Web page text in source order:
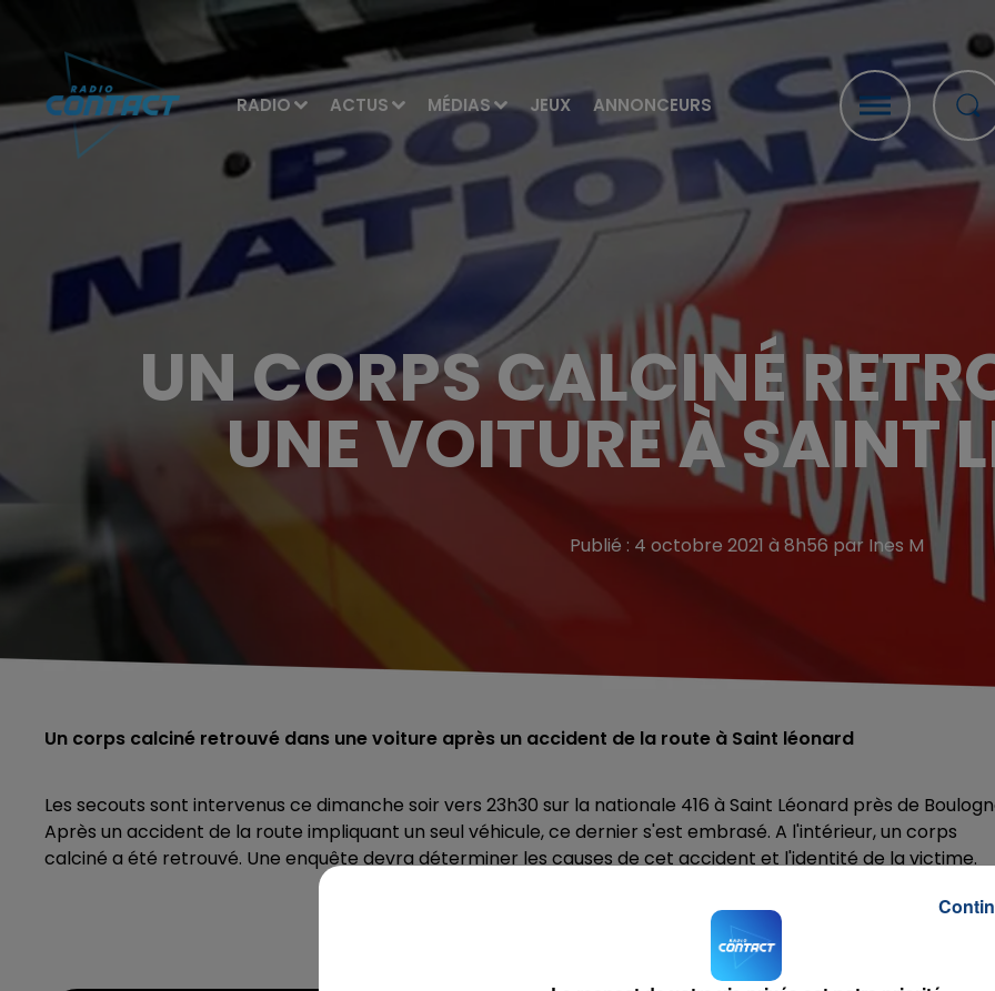
RADIO ACTUS MÉDIAS JEUX ANNONCEURS
UN CORPS CALCINÉ
UNE VOITURE À SAINT
Publié : 4 octobre 2021 à 8h56 par Ines M
Un corps calciné retrouvé dans une voiture après un accident de la route à Saint léonard
Les secouts sont intervenus ce dimanche soir vers 23h30 sur la nationale 416 à Saint Léonard près de
Après un accident de la route impliquant un seul véhicule, ce dernier s'est embrasé. A l'intérieur, un corps
calciné a été retrouvé. Une enquête devra déterminer les causes de cet accident et l'identité de la victime.